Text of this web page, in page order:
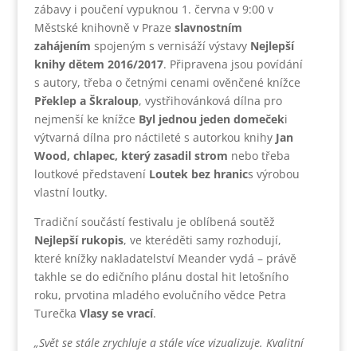
zábavy i poučení vypuknou 1. června v 9:00 v
Městské knihovně v Praze slavnostním
zahájením spojeným s vernisáží výstavy Nejlepší
knihy dětem 2016/2017. Připravena jsou povídání
s autory, třeba o četnými cenami ověnčené knížce
Překlep a Škraloup, vystřihovánková dílna pro
nejmenší ke knížce Byl jednou jeden domečeki
výtvarná dílna pro náctileté s autorkou knihy Jan
Wood, chlapec, který zasadil strom nebo třeba
loutkové představení Loutek bez hranics výrobou
vlastní loutky.
Tradiční součástí festivalu je oblíbená soutěž
Nejlepší rukopis, ve kteréděti samy rozhodují,
které knížky nakladatelství Meander vydá – právě
takhle se do edičního plánu dostal hit letošního
roku, prvotina mladého evolučního vědce Petra
Turečka Vlasy se vrací.
„Svět se stále zrychluje a stále více vizualizuje. Kvalitní